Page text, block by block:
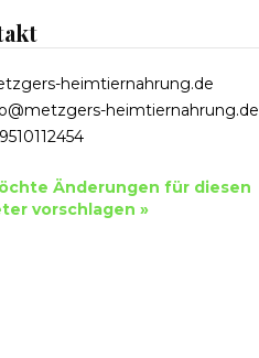
heimtiernahrung.de
heimtiernahrung.de
Änderungen für diesen
vorschlagen »